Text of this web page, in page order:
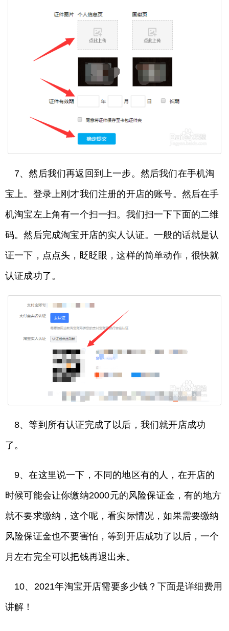
7、然后我们再返回到上一步。然后我们在手机淘
宝上。登录上刚才我们注册的开店的账号。然后在手
机淘宝左上角有一个扫一扫。我们扫一下下面的二维
码。然后完成淘宝开店的实人认证。一般的话就是认
证一下，点点头，眨眨眼，这样的简单动作，很快就
认证成功了。
8、等到所有认证完成了以后，我们就开店成功
了。
9、在这里说一下，不同的地区有的人，在开店的
时候可能会让你缴纳2000元的风险保证金，有的地方
就不要求缴纳，这个呢，看实际情况，如果需要缴纳
风险保证金也不要害怕，等到开店成功了以后，一个
月左右完全可以把钱再退出来。
10、2021年淘宝开店需要多少钱？下面是详细费用
讲解！